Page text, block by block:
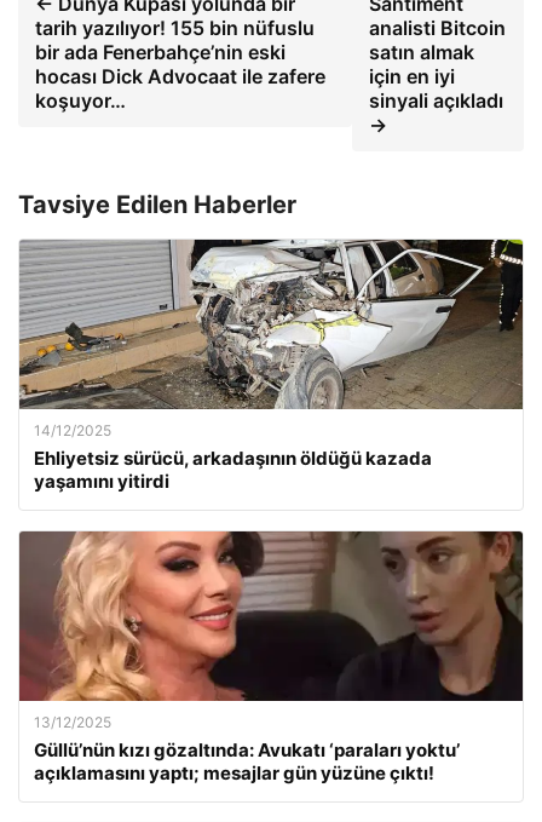
tarih yazılıyor! 155 bin nüfuslu
bir ada Fenerbahçe’nin eski
hocası Dick Advocaat ile zafere
koşuyor…
analisti Bitcoin
satın almak
için en iyi
sinyali açıkladı
→
Tavsiye Edilen Haberler
14/12/2025
Ehliyetsiz sürücü, arkadaşının öldüğü kazada
yaşamını yitirdi
13/12/2025
Güllü’nün kızı gözaltında: Avukatı ‘paraları yoktu’
açıklamasını yaptı; mesajlar gün yüzüne çıktı!